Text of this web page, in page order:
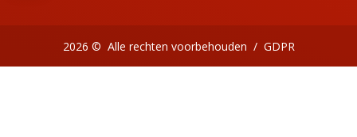
2026 © Alle rechten voorbehouden / GDPR